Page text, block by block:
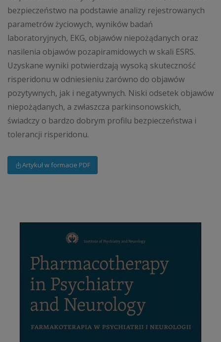
bezpieczeństwo na podstawie analizy rejestrowanych
parametrów życiowych, wyników badań
laboratoryjnych, EKG, objawów niepożądanych oraz
nasilenia objawów pozapiramidowych w skali ESRS.
Uzyskane wyniki potwierdzają wysoką skuteczność
risperidonu w odniesieniu zarówno do objawów
pozytywnych, jak i negatywnych. Niski odsetek objawów
niepożądanych, a zwłaszcza parkinsonowskich,
świadczy o bardzo dobrym profilu bezpieczeństwa i
tolerancji risperidonu.
Artykuł w formacie PDF